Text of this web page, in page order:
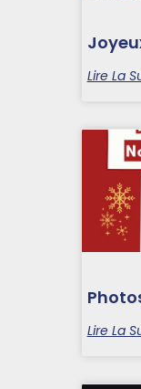
Lire La
Lire La